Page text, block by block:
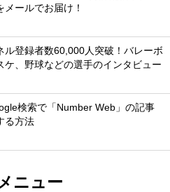
ールでお届け！
ル登録者数60,000人突破！バレーボ
ケ、野球などの選手のインタビュー
検索で「Number Web」の記事
る方法
ニュー